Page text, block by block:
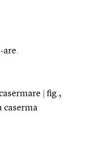
-are.
fig.,
caserma